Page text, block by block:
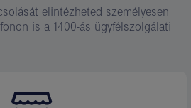
elintézheted személyesen
is a 1400-ás ügyfélszolgálati